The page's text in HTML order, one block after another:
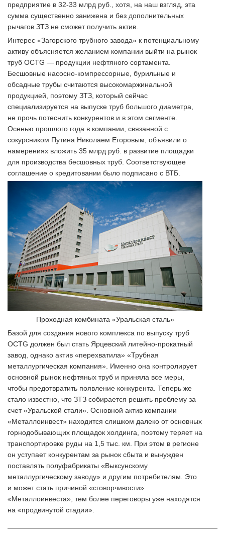
предприятие в 32-33 млрд руб., хотя, на наш взгляд, эта
сумма существенно занижена и без дополнительных
рычагов ЗТЗ не сможет получить актив.
Интерес «Загорского трубного завода» к потенциальному
активу объясняется желанием компании выйти на рынок
труб OCTG — продукции нефтяного сортамента.
Бесшовные насосно-компрессорные, бурильные и
обсадные трубы считаются высокомаржинальной
продукцией, поэтому ЗТЗ, который сейчас
специализируется на выпуске труб большого диаметра,
не прочь потеснить конкурентов и в этом сегменте.
Осенью прошлого года в компании, связанной с
сокурсником Путина Николаем Егоровым, объявили о
намерениях вложить 35 млрд руб. в развитие площадки
для производства бесшовных труб. Соответствующее
соглашение о кредитовании было подписано с ВТБ.
Проходная комбината «Уральская сталь»
Базой для создания нового комплекса по выпуску труб
OCTG должен был стать Ярцевский литейно-прокатный
завод, однако актив «перехватила» «Трубная
металлургическая компания». Именно она контролирует
основной рынок нефтяных труб и приняла все меры,
чтобы предотвратить появление конкурента. Теперь же
стало известно, что ЗТЗ собирается решить проблему за
счет «Уральской стали». Основной актив компании
«Металлоинвест» находится слишком далеко от основных
горнодобывающих площадок холдинга, поэтому теряет на
транспортировке руды на 1,5 тыс. км. При этом в регионе
он уступает конкурентам за рынок сбыта и вынужден
поставлять полуфабрикаты «Выксунскому
металлургическому заводу» и другим потребителям. Это
и может стать причиной «сговорчивости»
«Металлоинвеста», тем более переговоры уже находятся
на «продвинутой стадии».